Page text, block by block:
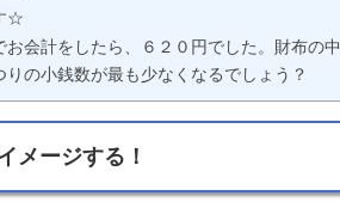
☆
会計をしたら、６２０円でした。財布の
りの小銭数が最も少なくなるでしょう？
メージする！